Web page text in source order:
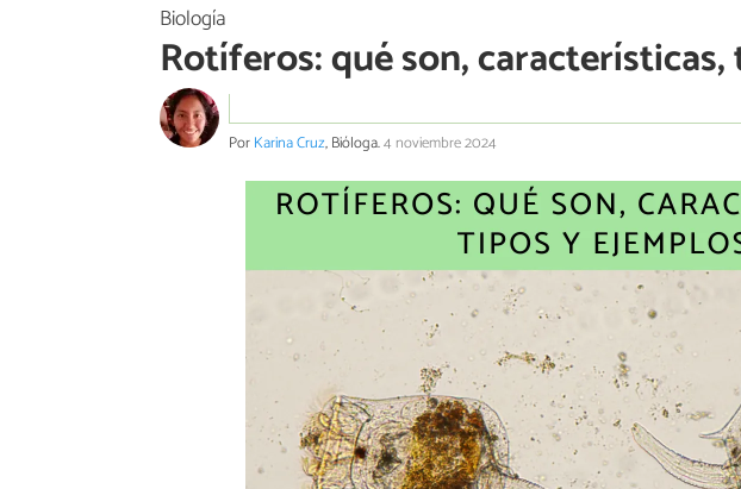
Biología
Rotíferos: qué son,
PorKarina Cruz, Bióloga.4 noviembre 2024